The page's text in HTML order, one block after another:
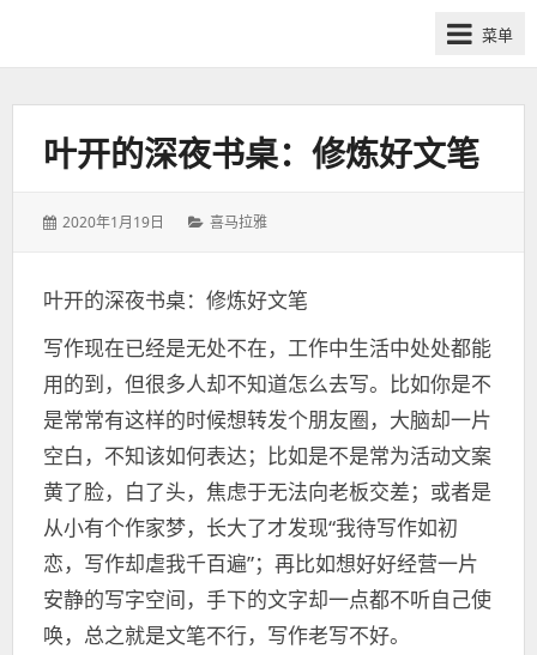
筹
群-
菜单
叶开的深夜书桌：修炼好文笔
发
2020年1月19日
分
喜马拉雅
叶开的深夜书桌：修炼好文笔
写作现在已经是无处不在，工作中生活中处处都能
用的到，但很多人却不知道怎么去写。比如你是不
是常常有这样的时候想转发个朋友圈，大脑却一片
空白，不知该如何表达；比如是不是常为活动文案
黄了脸，白了头，焦虑于无法向老板交差；或者是
从小有个作家梦，长大了才发现“我待写作如初
恋，写作却虐我千百遍”；再比如想好好经营一片
安静的写字空间，手下的文字却一点都不听自己使
唤，总之就是文笔不行，写作老写不好。